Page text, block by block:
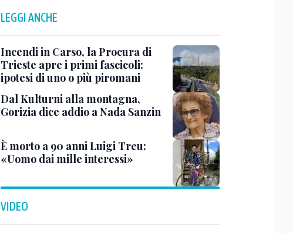
LEGGI ANCHE
Incendi in Carso, la Procura di
Trieste apre i primi fascicoli:
ipotesi di uno o più piromani
Dal Kulturni alla montagna,
Gorizia dice addio a Nada Sanzin
È morto a 90 anni Luigi Treu:
«Uomo dai mille interessi»
VIDEO